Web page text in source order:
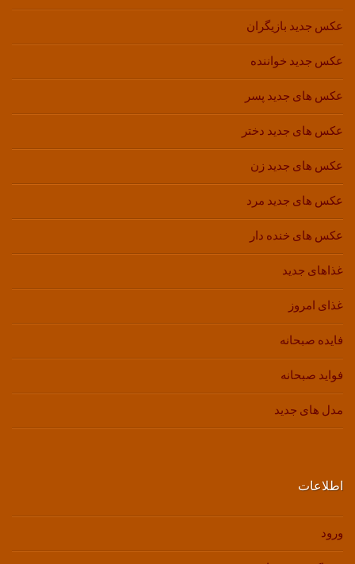
عکس جدید بازیگران
عکس جدید خواننده
عکس های جدید پسر
عکس های جدید دختر
عکس های جدید زن
عکس های جدید مرد
عکس های خنده دار
غذاهای جدید
غذای امروز
فایده صبحانه
فواید صبحانه
مدل های جدید
اطلاعات
ورود